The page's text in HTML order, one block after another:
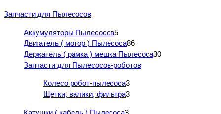
Запчасти для Пылесосов
Аккумуляторы Пылесосов5
Двигатель ( мотор ) Пылесоса86
Держатель ( рамка ) мешка Пылесоса30
Запчасти для Пылесосов-роботов
Колесо робот-пылесоса3
Щетки, валики, фильтра3